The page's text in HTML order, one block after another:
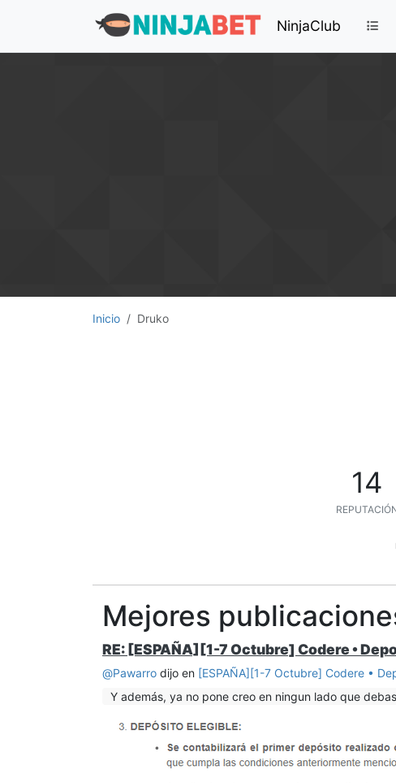
NinjaClub
Inicio Druko
14
Mejores
RE: [ESPAÑA][1-7 Octubre] Codere •
@Pawarro dijo en [ESPAÑA][1-7 Octubre] Codere •
Y además, ya no pone creo en ningun lado que